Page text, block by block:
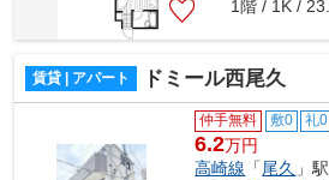
1階 / 1K /
賃貸 | アパート ドミール西尾久
仲手無料 敷0 礼0
6.2万円
高崎線 「尾久 」